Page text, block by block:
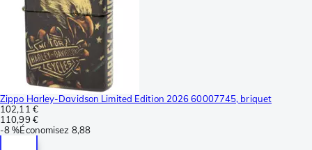
Zippo Harley-Davidson Limited Edition 2026 60007745, briquet
102,11 €
110,99 €
-8 %Économisez 8,88